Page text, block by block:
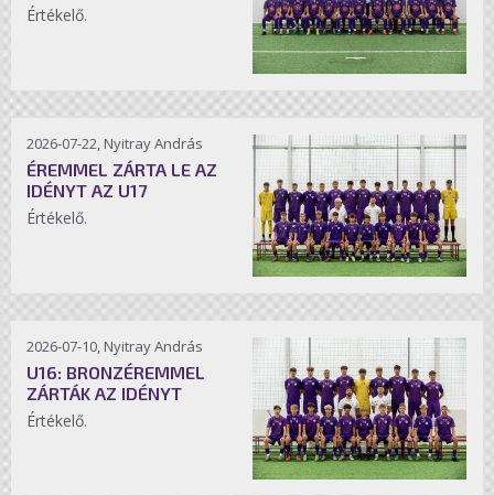
Értékelő.
2026-07-22, Nyitray András
ÉREMMEL ZÁRTA LE AZ
IDÉNYT AZ U17
Értékelő.
2026-07-10, Nyitray András
U16: BRONZÉREMMEL
ZÁRTÁK AZ IDÉNYT
Értékelő.